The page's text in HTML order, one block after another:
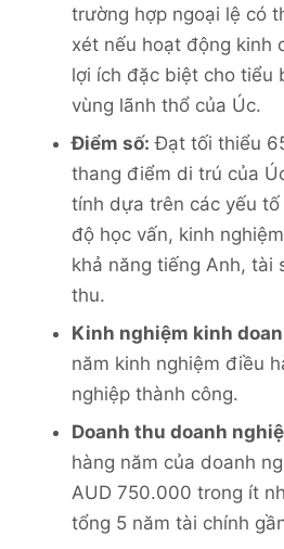
trường hợp ngoại lệ có
xét nếu hoạt động kinh
lợi ích đặc biệt cho tiểu
vùng lãnh thổ của Úc.
Điểm số: Đạt tối thiểu
thang điểm di trú của
tính dựa trên các yếu
độ học vấn, kinh
khả năng tiếng Anh, tài
thu.
Kinh nghiệm kinh
năm kinh nghiệm điều
nghiệp thành công.
Doanh thu doanh
hàng năm của doanh
AUD 750.000 trong ít
tổng 5 năm tài chính